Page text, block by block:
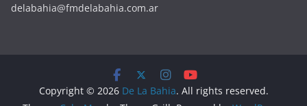
delabahia@fmdelabahia.com.ar
Copyright © 2026 De La Bahia. All rights reserved.